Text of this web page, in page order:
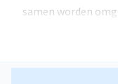
samen worden